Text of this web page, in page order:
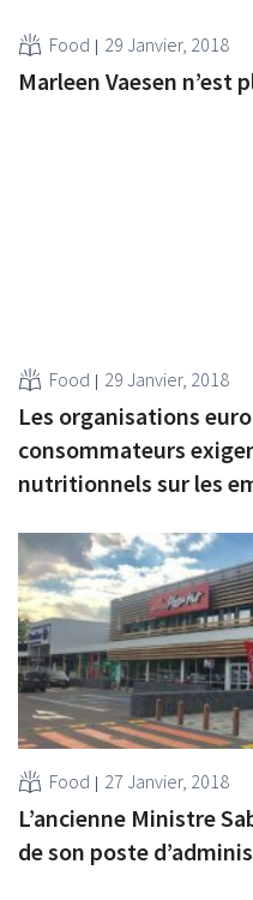
Food 29 Janvier, 2018
Marleen Vaesen n’est
Food 29 Janvier, 2018
Les organisations
consommateurs
nutritionnels sur les
Food 27 Janvier, 2018
L’ancienne Ministre
de son poste